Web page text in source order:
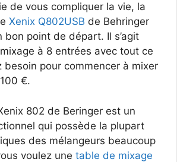
de vous compliquer la vie, la
Xenix Q802USB de Behringer
bon point de départ. Il s’agit
à 8 entrées avec tout ce
besoin pour commencer à mixer
€.
802 de Beringer est un
qui possède la plupart
des mélangeurs beaucoup
voulez une table de mixage